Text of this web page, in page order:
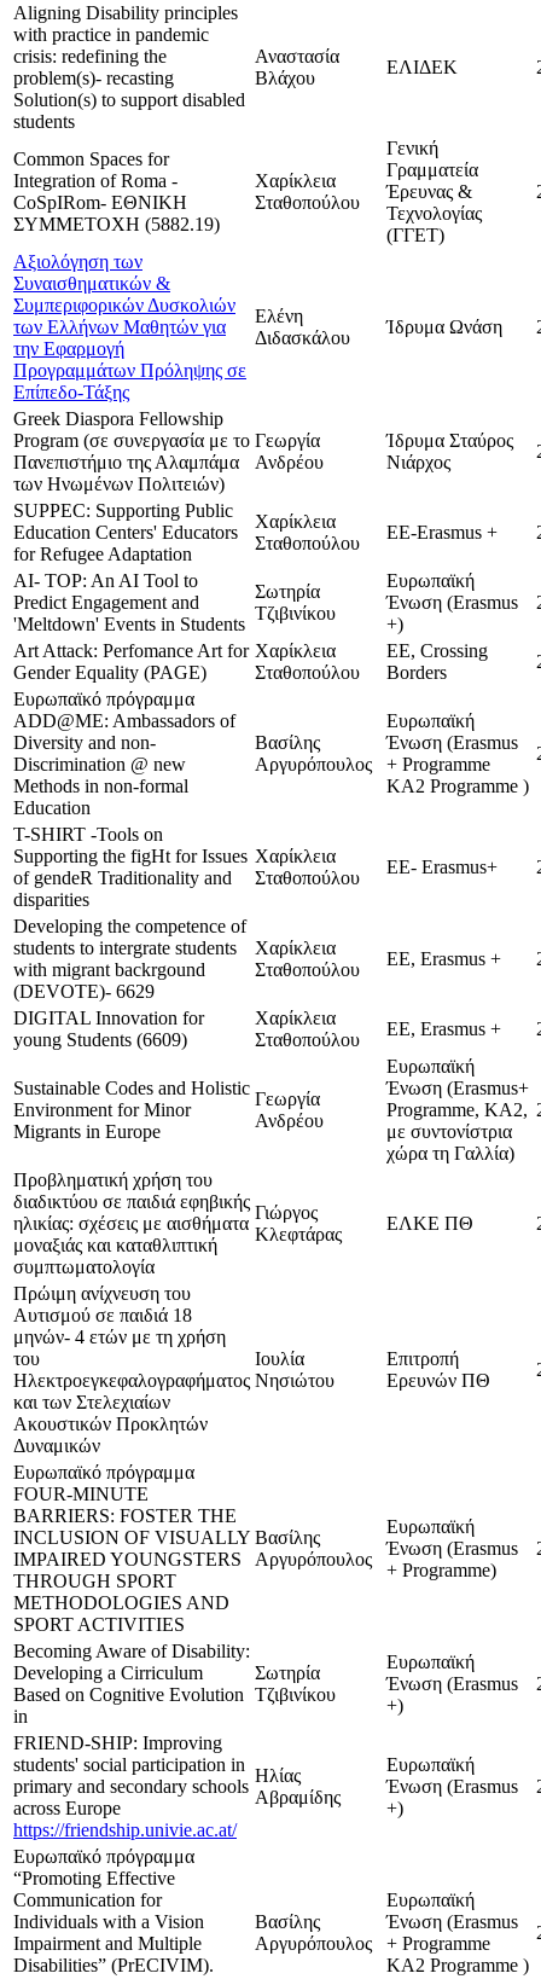
Aligning Disability principles
with practice in pandemic
crisis: redefining the
problem(s)- recasting
Solution(s) to support disabled
students
Αναστασία
Βλάχου
ΕΛΙΔΕΚ
Common Spaces for
Integration of Roma -
CoSpIRom- ΕΘΝΙΚΗ
ΣΥΜΜΕΤΟΧΗ (5882.19)
Χαρίκλεια
Σταθοπούλου
Γενική
Γραμματεία
Έρευνας &
Τεχνολογίας
(ΓΓΕΤ)
Αξιολόγηση των
Συναισθηματικών &
Συμπεριφορικών Δυσκολιών
των Ελλήνων Μαθητών για
την Εφαρμογή
Προγραμμάτων Πρόληψης σε
Επίπεδο-Τάξης
Ελένη
Διδασκάλου
Ίδρυμα Ωνάση
Greek Diaspora Fellowship
Program (σε συνεργασία με το
Πανεπιστήμιο της Αλαμπάμα
των Ηνωμένων Πολιτειών)
Γεωργία
Ανδρέου
Ίδρυμα Σταύρος
Νιάρχος
SUPPEC: Supporting Public
Education Centers' Educators
for Refugee Adaptation
Χαρίκλεια
Σταθοπούλου
ΕΕ-Εrasmus +
AI- TOP: An AI Tool to
Predict Engagement and
'Meltdown' Events in Students
Σωτηρία
Τζιβινίκου
Ευρωπαϊκή
Ένωση (Erasmus
+)
Art Attack: Perfomance Art for
Gender Equality (PAGE)
Χαρίκλεια
Σταθοπούλου
ΕΕ, Crossing
Borders
Ευρωπαϊκό πρόγραμμα
ADD@ME: Ambassadors of
Diversity and non-
Discrimination @ new
Methods in non-formal
Education
Βασίλης
Αργυρόπουλος
Ευρωπαϊκή
Ένωση (Erasmus
+ Programme
KA2 Programme )
T-SHIRT -Tools on
Supporting the figHt for Issues
of gendeR Traditionality and
disparities
Χαρίκλεια
Σταθοπούλου
ΕΕ- Εrasmus+
Developing the competence of
students to intergrate students
with migrant backrgound
(DEVOTE)- 6629
Χαρίκλεια
Σταθοπούλου
ΕΕ, Erasmus +
DIGITAL Innovation for
young Students (6609)
Χαρίκλεια
Σταθοπούλου
ΕΕ, Εrasmus +
Sustainable Codes and Holistic
Environment for Minor
Migrants in Europe
Γεωργία
Ανδρέου
Ευρωπαϊκή
Ένωση (Erasmus+
Programme, KA2,
με συντονίστρια
χώρα τη Γαλλία)
Προβληματική χρήση του
διαδικτύου σε παιδιά εφηβικής
ηλικίας: σχέσεις με αισθήματα
μοναξιάς και καταθλιπτική
συμπτωματολογία
Γιώργος
Κλεφτάρας
ΕΛΚΕ ΠΘ
Πρώιμη ανίχνευση του
Αυτισμού σε παιδιά 18
μηνών- 4 ετών με τη χρήση
του
Ηλεκτροεγκεφαλογραφήματος
και των Στελεχιαίων
Ακουστικών Προκλητών
Δυναμικών
Ιουλία
Νησιώτου
Επιτροπή
Ερευνών ΠΘ
Ευρωπαϊκό πρόγραμμα
FOUR-MINUTE
BARRIERS: FOSTER THE
INCLUSION OF VISUALLY
IMPAIRED YOUNGSTERS
THROUGH SPORT
METHODOLOGIES AND
SPORT ACTIVITIES
Βασίλης
Αργυρόπουλος
Ευρωπαϊκή
Ένωση (Erasmus
+ Programme)
Becoming Aware of Disability:
Developing a Cirriculum
Based on Cognitive Evolution
in
Σωτηρία
Τζιβινίκου
Ευρωπαϊκή
Ένωση (Erasmus
+)
FRIEND-SHIP: Improving
students' social participation in
primary and secondary schools
across Europe
https://friendship.univie.ac.at/
Ηλίας
Αβραμίδης
Ευρωπαϊκή
Ένωση (Erasmus
+)
Ευρωπαϊκό πρόγραμμα
“Promoting Effective
Communication for
Individuals with a Vision
Impairment and Multiple
Disabilities” (PrECIVIM).
Βασίλης
Αργυρόπουλος
Ευρωπαϊκή
Ένωση (Erasmus
+ Programme
KA2 Programme )